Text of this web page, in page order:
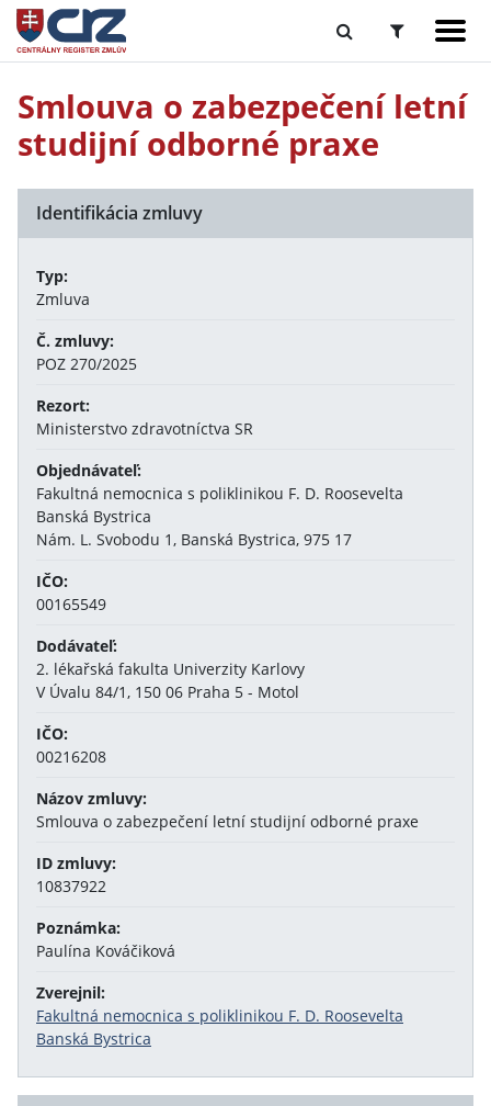
Smlouva o zabezpečení letní
studijní odborné praxe
Identifikácia zmluvy
Typ:
Zmluva
Č. zmluvy:
POZ 270/2025
Rezort:
Ministerstvo zdravotníctva SR
Objednávateľ:
Fakultná nemocnica s poliklinikou F. D. Roosevelta
Banská Bystrica
Nám. L. Svobodu 1, Banská Bystrica, 975 17
IČO:
00165549
Dodávateľ:
2. lékařská fakulta Univerzity Karlovy
V Úvalu 84/1, 150 06 Praha 5 - Motol
IČO:
00216208
Názov zmluvy:
Smlouva o zabezpečení letní studijní odborné praxe
ID zmluvy:
10837922
Poznámka:
Paulína Kováčiková
Zverejnil:
Fakultná nemocnica s poliklinikou F. D. Roosevelta
Banská Bystrica